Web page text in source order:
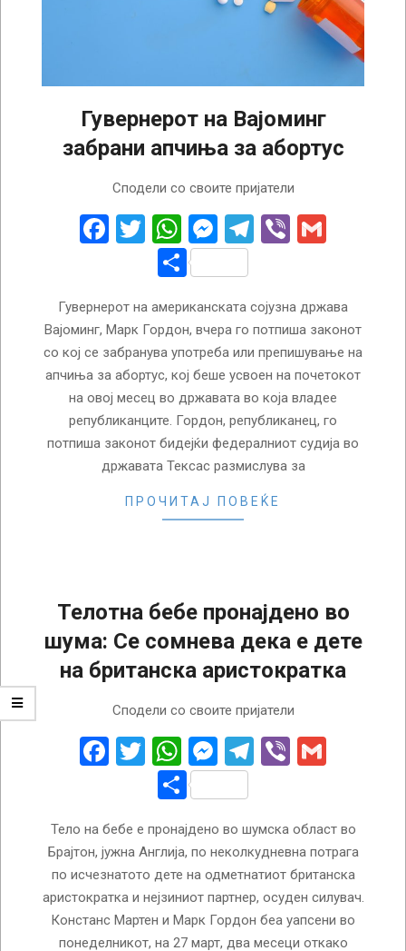
Гувернерот на Вајоминг
забрани апчиња за абортус
Сподели со своите пријатели
Facebook
Twitter
WhatsApp
Messenger
Telegram
Viber
Share
Гувернерот на американската сојузна држава
Вајоминг, Марк Гордон, вчера го потпиша законот
со кој се забранува употреба или препишување на
апчиња за абортус, кој беше усвоен на почетокот
на овој месец во државата во која владее
републиканците. Гордон, републиканец, го
потпиша законот бидејќи федералниот судија во
државата Тексас размислува за
ПРОЧИТАЈ ПОВЕЌЕ
Телотна бебе пронајдено во
шума: Се сомнева дека е дете
на британска аристократка
Сподели со своите пријатели
Facebook
Twitter
WhatsApp
Messenger
Telegram
Viber
Share
Тело на бебе е пронајдено во шумска област во
Брајтон, јужна Англија, по неколкудневна потрага
по исчезнатото дете на одметнатиот британска
аристократка и нејзиниот партнер, осуден силувач.
Констанс Мартен и Марк Гордон беа уапсени во
понеделникот, на 27 март, два месеци откако